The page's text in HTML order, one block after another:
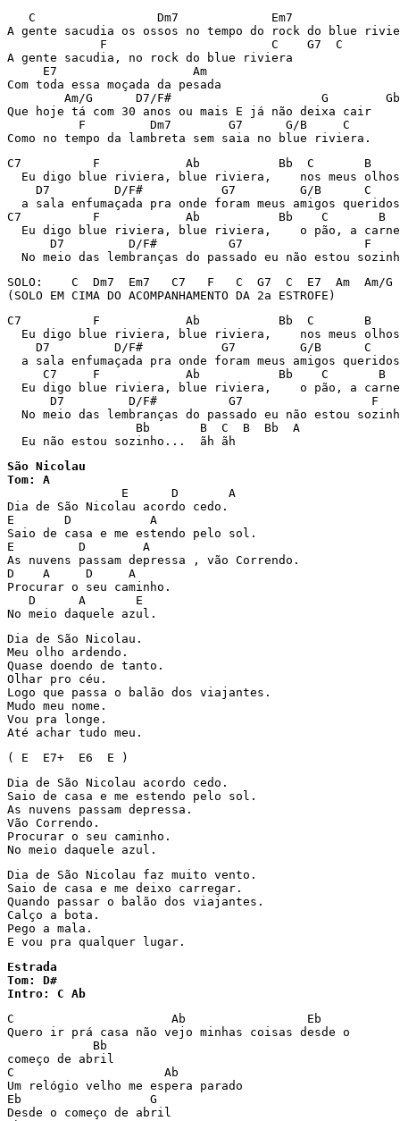
C                 Dm7             Em7
A gente sacudia os ossos no tempo do rock do blue
             F                       C    G7  C
A gente sacudia, no rock do blue riviera
     E7                   Am
Com toda essa moçada da pesada
        Am/G      D7/F#         	    G        Gb
Que hoje tá com 30 anos ou mais E já não deixa cair
          F         Dm7        G7      G/B     C
Como no tempo da lambreta sem saia no blue riviera.
C7          F            Ab           Bb  C       B
Eu digo blue riviera, blue riviera,    nos meus
    D7         D/F#           G7         G/B      C
  a sala enfumaçada pra onde foram meus amigos queridos
C7          F            Ab           Bb    C       B
Eu digo blue riviera, blue riviera,    o pão, a
D7         D/F#          G7                 F
No meio das lembranças do passado eu não estou
SOLO:    C  Dm7  Em7   C7   F   C  G7  C  E7  Am  Am/
(SOLO EM CIMA DO ACOMPANHAMENTO DA 2a ESTROFE)
C7          F            Ab           Bb  C       B
Eu digo blue riviera, blue riviera,    nos meus
    D7         D/F#           G7         G/B      C
  a sala enfumaçada pra onde foram meus amigos queridos
C7     F            Ab           Bb    C       B
Eu digo blue riviera, blue riviera,    o pão, a
      D7         D/F#          G7                  F
No meio das lembranças do passado eu não estou
                  Bb       B  C  B  Bb  A
São Nicolau
Tom: A
Dia de São Nicolau acordo cedo.
E	D	    A
Saio de casa e me estendo pelo sol.
E	  D	   A
As nuvens passam depressa , vão Correndo.
D    A	   D	 A
Procurar o seu caminho.
   D	  A	  E
No meio daquele azul.
Dia de São Nicolau.
Meu olho ardendo.
Quase doendo de tanto.
Olhar pro céu.
Logo que passa o balão dos viajantes.
Mudo meu nome.
Vou pra longe.
Até achar tudo meu.
( E  E7+  E6  E )
Dia de São Nicolau acordo cedo.
Saio de casa e me estendo pelo sol.
As nuvens passam depressa.
Vão Correndo.
Procurar o seu caminho.
No meio daquele azul.
Dia de São Nicolau faz muito vento.
Saio de casa e me deixo carregar.
Quando passar o balão dos viajantes.
Calço a bota.
Pego a mala.
E vou pra qualquer lugar.
Estrada
Tom: D#
Intro: C Ab
C                      Ab                 Eb
Quero ir prá casa não vejo minhas coisas desde o
            Bb
começo de abril
C                     Ab
Um relógio velho me espera parado
Eb                  G
Desde o começo de abril